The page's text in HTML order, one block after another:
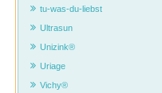
tu-was-du-liebst
Ultrasun
Unizink®
Uriage
Vichy®